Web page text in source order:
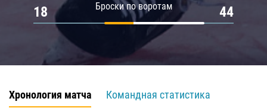
Броски по воротам
18 44
Хронология матча
Командная статистика